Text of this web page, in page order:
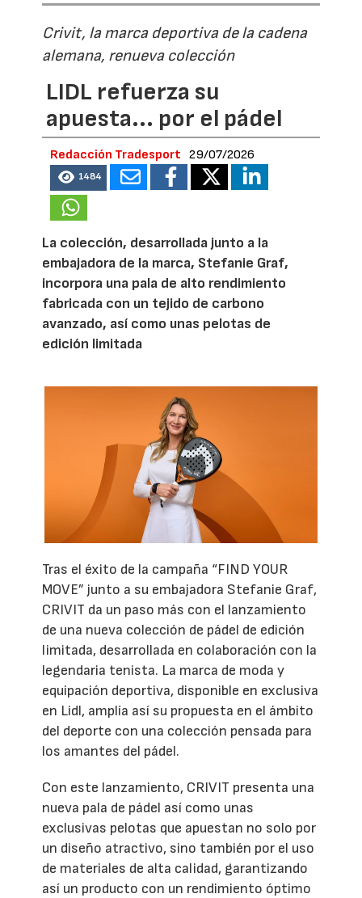
Crivit, la marca deportiva de la cadena
alemana, renueva colección
LIDL refuerza su
apuesta... por el pádel
Redacción Tradesport 29/07/2026
1484
La colección, desarrollada junto a la
embajadora de la marca, Stefanie Graf,
incorpora una pala de alto rendimiento
fabricada con un tejido de carbono
avanzado, así como unas pelotas de
edición limitada
Tras el éxito de la campaña “FIND YOUR
MOVE” junto a su embajadora Stefanie Graf,
CRIVIT da un paso más con el lanzamiento
de una nueva colección de pádel de edición
limitada, desarrollada en colaboración con la
legendaria tenista. La marca de moda y
equipación deportiva, disponible en exclusiva
en Lidl, amplía así su propuesta en el ámbito
del deporte con una colección pensada para
los amantes del pádel.
Con este lanzamiento, CRIVIT presenta una
nueva pala de pádel así como unas
exclusivas pelotas que apuestan no solo por
un diseño atractivo, sino también por el uso
de materiales de alta calidad, garantizando
así un producto con un rendimiento óptimo